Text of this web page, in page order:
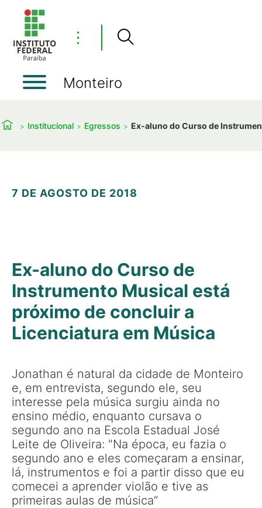
⋮
Monteiro
Institucional Egressos Ex-aluno do Curso de
7 DE AGOSTO DE 2018
Ex-aluno do Curso de
Instrumento Musical está
próximo de concluir a
Licenciatura em Música
Jonathan é natural da cidade de Monteiro
e, em entrevista, segundo ele, seu
interesse pela música surgiu ainda no
ensino médio, enquanto cursava o
segundo ano na Escola Estadual José
Leite de Oliveira: "Na época, eu fazia o
segundo ano e eles começaram a ensinar,
lá, instrumentos e foi a partir disso que eu
comecei a aprender violão e tive as
primeiras aulas de música”